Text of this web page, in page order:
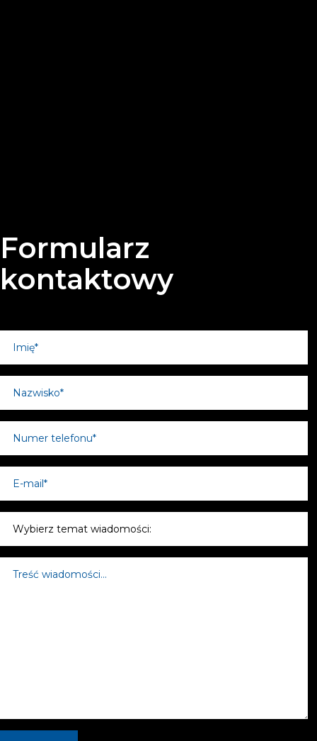
Formularz
kontaktowy